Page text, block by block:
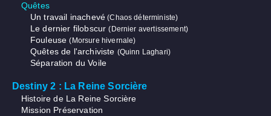
Quêtes
Un travail inachevé (Chaos déterministe)
Le dernier filobscur(Dernier avertissement)
Fouleuse(Morsure hivernale)
Quêtes de l'archiviste (Quinn Laghari)
Séparation du Voile
Destiny 2 : La Reine Sorcière
Histoire de La Reine Sorcière
Mission Préservation